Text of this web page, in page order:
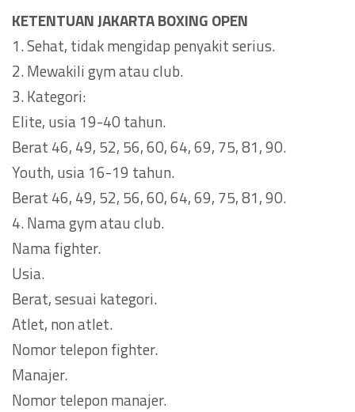
KETENTUAN JAKARTA BOXING OPEN
1. Sehat, tidak mengidap penyakit serius.
2. Mewakili gym atau club.
3. Kategori:
Elite, usia 19-40 tahun.
Berat 46, 49, 52, 56, 60, 64, 69, 75, 81, 90.
Youth, usia 16-19 tahun.
Berat 46, 49, 52, 56, 60, 64, 69, 75, 81, 90.
4. Nama gym atau club.
Nama fighter.
Usia.
Berat, sesuai kategori.
Atlet, non atlet.
Nomor telepon fighter.
Manajer.
Nomor telepon manajer.